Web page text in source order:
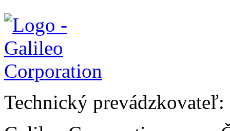
Technický prevádzkovateľ: